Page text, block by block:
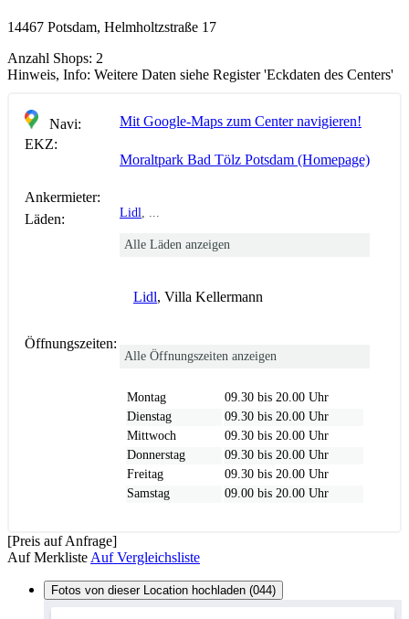
14467 Potsdam, Helmholtzstraße 17
Anzahl Shops: 2
Hinweis, Info: Weitere Daten siehe Register 'Eckdaten des Centers'
Navi:
Mit Google-Maps zum Center navigieren!
EKZ:
Moraltpark Bad Tölz Potsdam (Homepage)
Ankermieter:
Läden:
Lidl
Alle Läden anzeigen
Lidl, Villa Kellermann
Öffnungszeiten:
Alle Öffnungszeiten anzeigen
Montag
09.30 bis 20.00 Uhr
Dienstag
09.30 bis 20.00 Uhr
Mittwoch
09.30 bis 20.00 Uhr
Donnerstag
09.30 bis 20.00 Uhr
Freitag
09.30 bis 20.00 Uhr
Samstag
09.00 bis 20.00 Uhr
[Preis auf Anfrage]
Auf Merkliste Auf Vergleichsliste
Fotos von dieser Location hochladen (044)